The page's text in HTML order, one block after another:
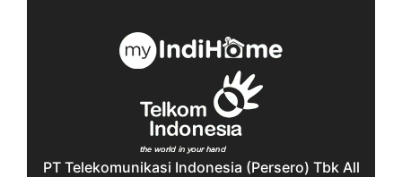
PT Telekomunikasi Indonesia (Persero) Tbk All